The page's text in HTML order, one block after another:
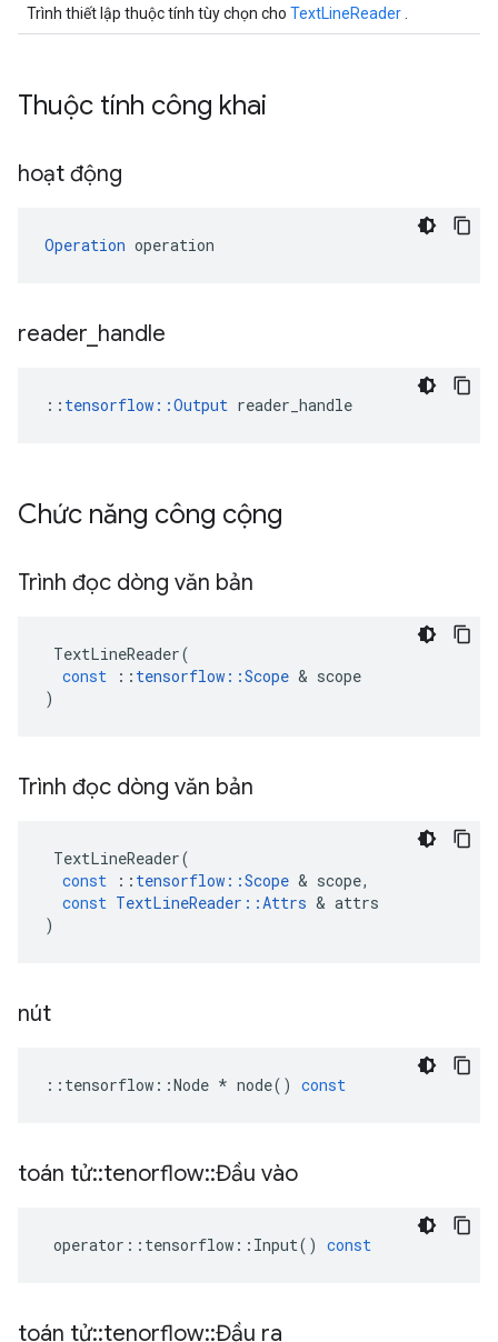
Trình thiết lập thuộc tính tùy chọn cho TextLineReader
Thuộc tính công khai
hoạt động
Operation operation
reader handle
:: tensorflow::Output reader_handle
Chức năng công cộng
Trình đọc dòng văn bản
TextLineReader(
const
:: tensorflow ::Scope & scope
)
Trình đọc dòng văn bản
TextLineReader(
const
:: tensorflow ::Scope & scope,
const TextLineReader ::Attrs & attrs
)
nút
:: tensorflow ::Node * node() const
toán tử::tenorflow::Đầu vào
operator :: tensorflow :: Input() const
toán tử::tenorflow::Đầu ra